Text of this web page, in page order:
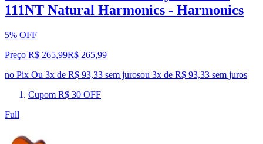
111NT Natural Harmonics - Harmonics
5% OFF
Preço R$ 265,99R$ 265,99
no Pix Ou 3x de R$ 93,33 sem jurosou 3x de R$ 93,33 sem juros
Cupom R$ 30 OFF
Full